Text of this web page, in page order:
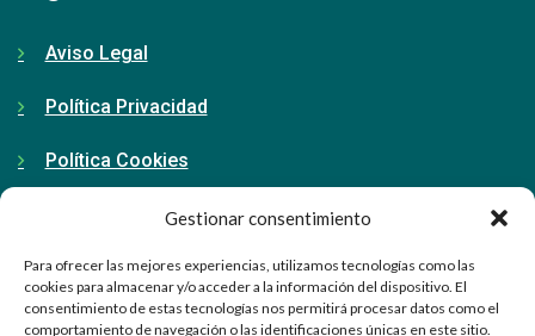
Gestionar consentimiento
Para ofrecer las mejores experiencias, utilizamos tecnologías como las
cookies para almacenar y/o acceder a la información del dispositivo. El
consentimiento de estas tecnologías nos permitirá procesar datos como el
comportamiento de navegación o las identificaciones únicas en este sitio.
Aviso Legal
Política Privacidad
Política Cookies
Contacto
91 798 71 15